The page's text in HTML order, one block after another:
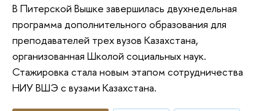
В Питерской Вышке завершилась двухнедельная
программа дополнительного образования для
преподавателей трех вузов Казахстана,
организованная Школой социальных наук.
Стажировка стала новым этапом сотрудничества
НИУ ВШЭ с вузами Казахстана.